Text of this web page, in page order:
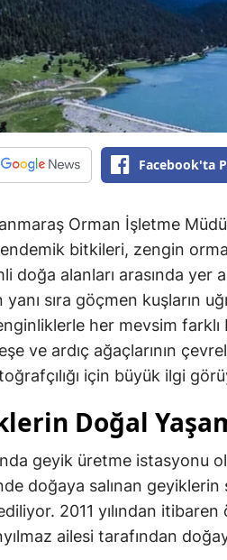
Facebook'ta
Orman İşletme
endemik bitkileri, zengin
doğa alanları arasında yer
sıra göçmen kuşların
her mevsim
ve ardıç ağaçlarının
için büyük ilgi
Doğal
geyik üretme istasyonu
doğaya salınan geyiklerin
2011 yılından
ailesi tarafından